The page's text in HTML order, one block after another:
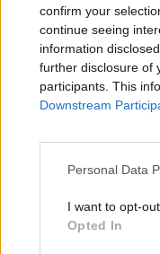
confirm your
continue seeing
information
further disclosure of
participants. This
Downstream
Personal Data
I want to opt-
Opted In
Polacy coraz
liczba pozwoleń